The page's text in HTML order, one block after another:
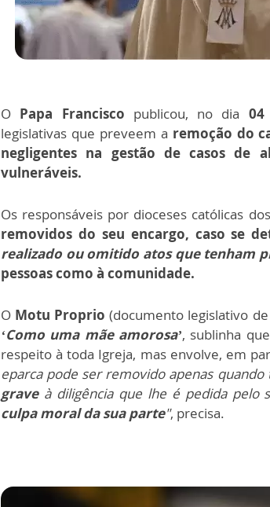
O Papa Francisco publicou, no dia
legislativas que preveem a remoção do
negligentes na gestão de casos de
vulneráveis.
Os responsáveis por dioceses católicas
removidos do seu encargo, caso se
realizado ou omitido atos que tenham
pessoas como à comunidade.
O Motu Proprio (documento legislativo de
‘Como uma mãe amorosa’, sublinha que
respeito à toda Igreja, mas envolve, em
eparca pode ser removido apenas
graveà diligência que lhe é pedida pelo
culpa moral da sua parte", precisa.